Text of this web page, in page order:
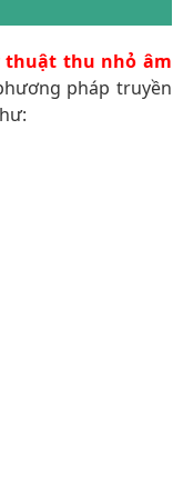
thuật thu nhỏ âm
pháp truyền